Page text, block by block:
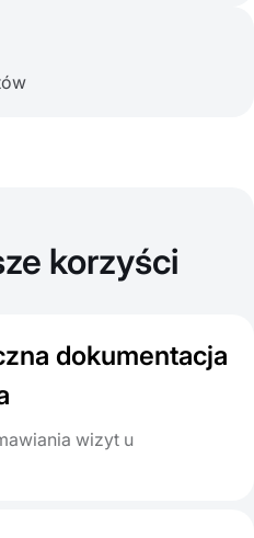
korzyści
dokumentacja
wizyt u